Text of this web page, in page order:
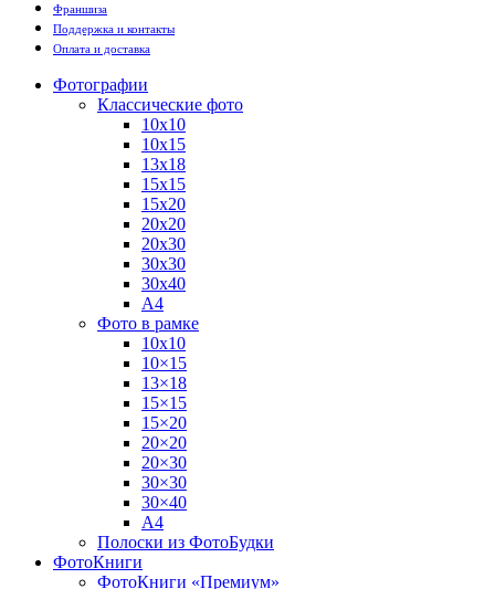
Франшиза
Поддержка и контакты
Оплата и доставка
Фотографии
Классические фото
10х10
10х15
13х18
15х15
15х20
20х20
20х30
30х30
30х40
А4
Фото в рамке
10х10
10×15
13×18
15×15
15×20
20×20
20×30
30×30
30×40
A4
Полоски из ФотоБудки
ФотоКниги
ФотоКниги «Премиум»